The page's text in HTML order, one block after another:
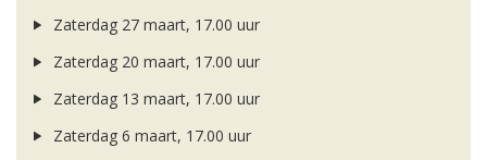
Zaterdag 27 maart, 17.00 uur
Zaterdag 20 maart, 17.00 uur
Zaterdag 13 maart, 17.00 uur
Zaterdag 6 maart, 17.00 uur